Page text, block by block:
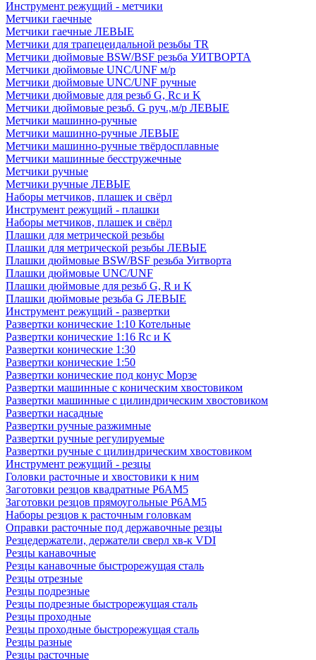
Инструмент режущий - метчики
Метчики гаечные
Метчики гаечные ЛЕВЫЕ
Метчики для трапецеидальной резьбы TR
Метчики дюймовые BSW/BSF резьба УИТВОРТА
Метчики дюймовые UNC/UNF м/р
Метчики дюймовые UNC/UNF ручные
Метчики дюймовые для резьб G, Rc и K
Метчики дюймовые резьб. G руч.,м/р ЛЕВЫЕ
Метчики машинно-ручные
Метчики машинно-ручные ЛЕВЫЕ
Метчики машинно-ручные твёрдосплавные
Метчики машинные бесстружечные
Метчики ручные
Метчики ручные ЛЕВЫЕ
Наборы метчиков, плашек и свёрл
Инструмент режущий - плашки
Наборы метчиков, плашек и свёрл
Плашки для метрической резьбы
Плашки для метрической резьбы ЛЕВЫЕ
Плашки дюймовые BSW/BSF резьба Уитворта
Плашки дюймовые UNC/UNF
Плашки дюймовые для резьб G, R и K
Плашки дюймовые резьба G ЛЕВЫЕ
Инструмент режущий - развертки
Развертки конические 1:10 Котельные
Развертки конические 1:16 Rc и K
Развертки конические 1:30
Развертки конические 1:50
Развертки конические под конус Морзе
Развертки машинные с коническим хвостовиком
Развертки машинные с цилиндрическим хвостовиком
Развертки насадные
Развертки ручные разжимные
Развертки ручные регулируемые
Развертки ручные с цилиндрическим хвостовиком
Инструмент режущий - резцы
Головки расточные и хвостовики к ним
Заготовки резцов квадратные Р6АМ5
Заготовки резцов прямоугольные Р6АМ5
Наборы резцов к расточным головкам
Оправки расточные под державочные резцы
Резцедержатели, держатели сверл хв-к VDI
Резцы канавочные
Резцы канавочные быстрорежущая сталь
Резцы отрезные
Резцы подрезные
Резцы подрезные быстрорежущая сталь
Резцы проходные
Резцы проходные быстрорежущая сталь
Резцы разные
Резцы расточные